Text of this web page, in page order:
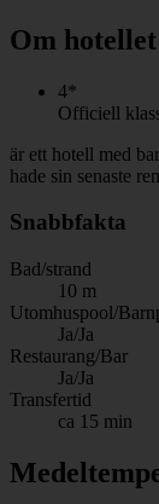
Om hotellet
4*
Officiell
är ett hotell med
hade sin senaste
Snabbfakta
Bad/strand
10 m
Utomhuspool/
Ja/Ja
Restaurang/Bar
Ja/Ja
Transfertid
ca 15 min